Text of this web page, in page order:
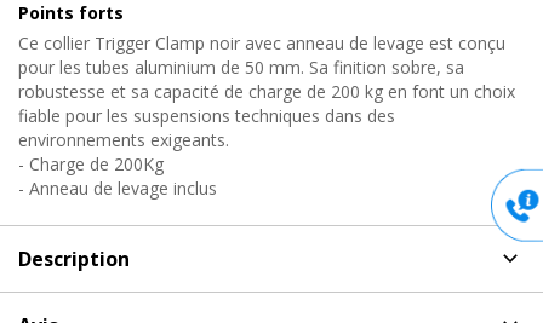
Points forts
Ce collier Trigger Clamp noir avec anneau de levage est conçu
pour les tubes aluminium de 50 mm. Sa finition sobre, sa
robustesse et sa capacité de charge de 200 kg en font un choix
fiable pour les suspensions techniques dans des
environnements exigeants.
- Charge de 200Kg
- Anneau de levage inclus
Description